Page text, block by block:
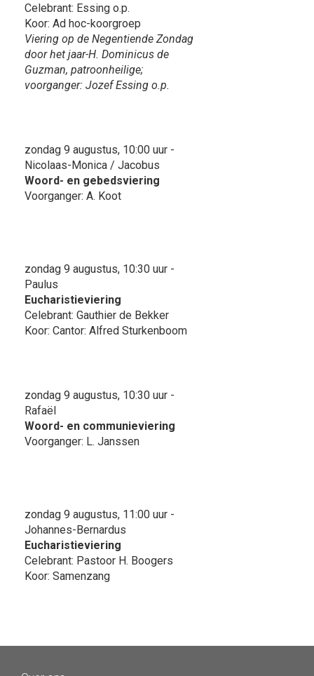
Celebrant: Essing o.p.
Koor: Ad hoc-koorgroep
Viering op de Negentiende Zondag
door het jaar-H. Dominicus de
Guzman, patroonheilige;
voorganger: Jozef Essing o.p.
zondag 9 augustus, 10:00 uur -
Nicolaas-Monica / Jacobus
Woord- en gebedsviering
Voorganger: A. Koot
zondag 9 augustus, 10:30 uur -
Paulus
Eucharistieviering
Celebrant: Gauthier de Bekker
Koor: Cantor: Alfred Sturkenboom
zondag 9 augustus, 10:30 uur -
Rafaël
Woord- en communieviering
Voorganger: L. Janssen
zondag 9 augustus, 11:00 uur -
Johannes-Bernardus
Eucharistieviering
Celebrant: Pastoor H. Boogers
Koor: Samenzang